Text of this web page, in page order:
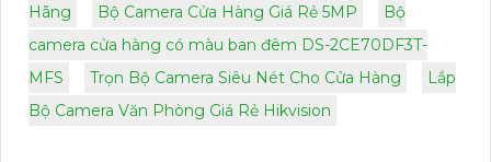
Hãng
Bộ Camera Cửa Hàng Giá Rẻ 5MP
Bộ
camera cửa hàng có màu ban đêm DS-2CE70DF3T-
MFS
Trọn Bộ Camera Siêu Nét Cho Cửa Hàng
Lắp
Bộ Camera Văn Phòng Giá Rẻ Hikvision